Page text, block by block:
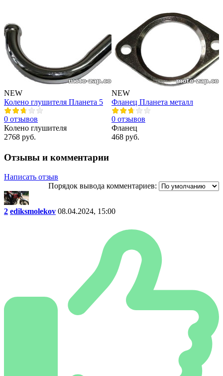
NEW
Колено глушителя Планета 5
0 отзывов
Колено глушителя
2768 руб.
NEW
Фланец Планета металл
0 отзывов
Фланец
468 руб.
Отзывы и комментарии
Написать отзыв
Порядок вывода комментариев:
2 ediksmolekov 08.04.2024, 15:00